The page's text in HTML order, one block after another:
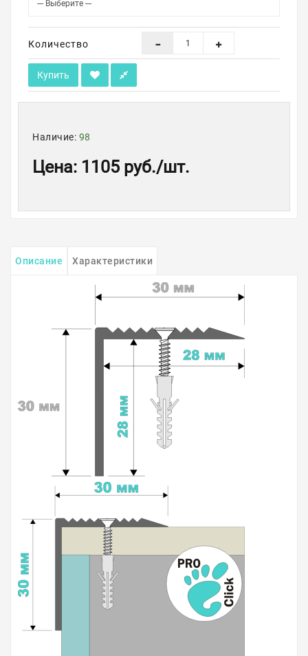
Количество
Купить
Наличие: 98
Цена: 1105 руб./шт.
Описание Характеристики